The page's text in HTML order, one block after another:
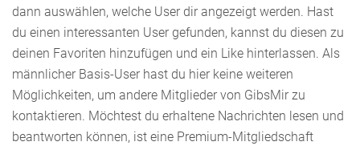
dann auswählen, welche User dir angezeigt werden. Hast
du einen interessanten User gefunden, kannst du diesen zu
deinen Favoriten hinzufügen und ein Like hinterlassen. Als
männlicher Basis-User hast du hier keine weiteren
Möglichkeiten, um andere Mitglieder von GibsMir zu
kontaktieren. Möchtest du erhaltene Nachrichten lesen und
beantworten können, ist eine Premium-Mitgliedschaft